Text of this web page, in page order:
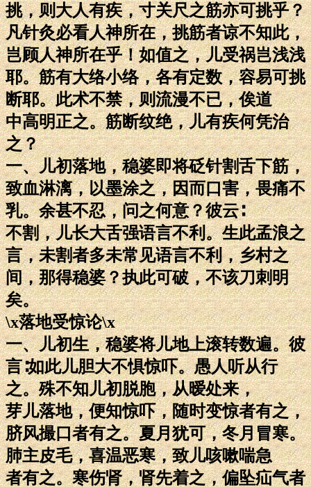
挑，则大人有疾，寸关尺之筋亦可挑乎？
凡针灸必看人神所在，挑筋者谅不知此，
岂顾人神所在乎！如值之，儿受祸岂浅浅
耶。筋有大络小络，各有定数，容易可挑
断耶。此术不禁，则流漫不已，俟道
中高明正之。筋断纹绝，儿有疾何凭治
之？
一、儿初落地，稳婆即将砭针割舌下筋，
致血淋漓，以墨涂之，因而口害，畏痛不
乳。余甚不忍，问之何意？彼云∶
不割，儿长大舌强语言不利。生此孟浪之
言，未割者多未常见语言不利，乡村之
间，那得稳婆？执此可破，不该刀刺明
矣。
\x落地受惊论\x
一、儿初生，稳婆将儿地上滚转数遍。彼
言∶如此儿胆大不惧惊吓。愚人听从行
之。殊不知儿初脱胞，从暧处来，
芽儿落地，便知惊吓，随时变惊者有之，
脐风撮口者有之。夏月犹可，冬月冒寒。
肺主皮毛，喜温恶寒，致儿咳嗽喘急
者有之。寒伤肾，肾先着之，偏坠疝气者